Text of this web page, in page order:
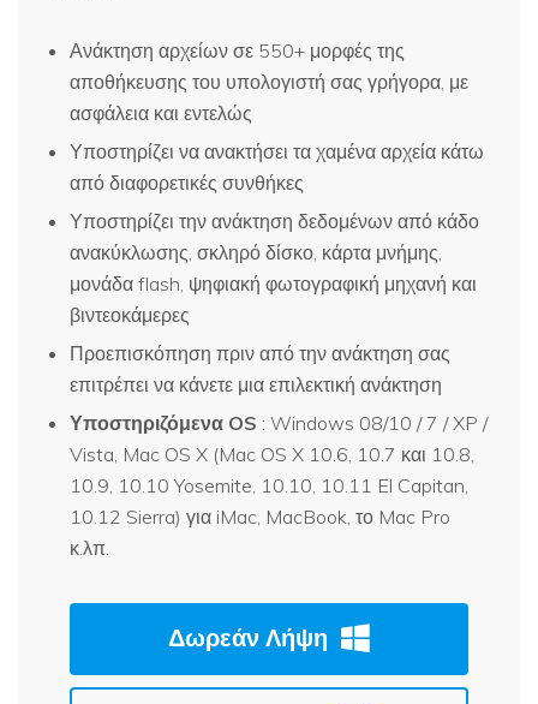
Ανάκτηση αρχείων σε 550+ μορφές της
αποθήκευσης του υπολογιστή σας γρήγορα, με
ασφάλεια και εντελώς
Υποστηρίζει να ανακτήσει τα χαμένα αρχεία κάτω
από διαφορετικές συνθήκες
Υποστηρίζει την ανάκτηση δεδομένων από κάδο
ανακύκλωσης, σκληρό δίσκο, κάρτα μνήμης,
μονάδα flash, ψηφιακή φωτογραφική μηχανή και
βιντεοκάμερες
Προεπισκόπηση πριν από την ανάκτηση σας
επιτρέπει να κάνετε μια επιλεκτική ανάκτηση
Υποστηριζόμενα OS : Windows 08/10 / 7 / XP /
Vista, Mac OS X (Mac OS X 10.6, 10.7 και 10.8,
10.9, 10.10 Yosemite, 10.10, 10.11 El Capitan,
10.12 Sierra) για iMac, MacBook, το Mac Pro
κ.λπ.
Δωρεάν Λήψη